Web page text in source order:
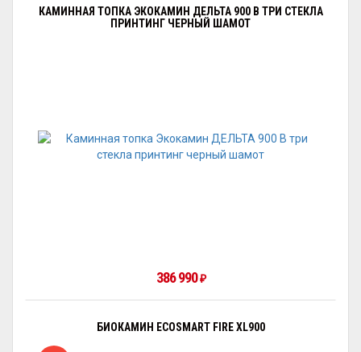
КАМИННАЯ ТОПКА ЭКОКАМИН ДЕЛЬТА 900 B ТРИ СТЕКЛА
ПРИНТИНГ ЧЕРНЫЙ ШАМОТ
386 990₽
БИОКАМИН ECOSMART FIRE XL900